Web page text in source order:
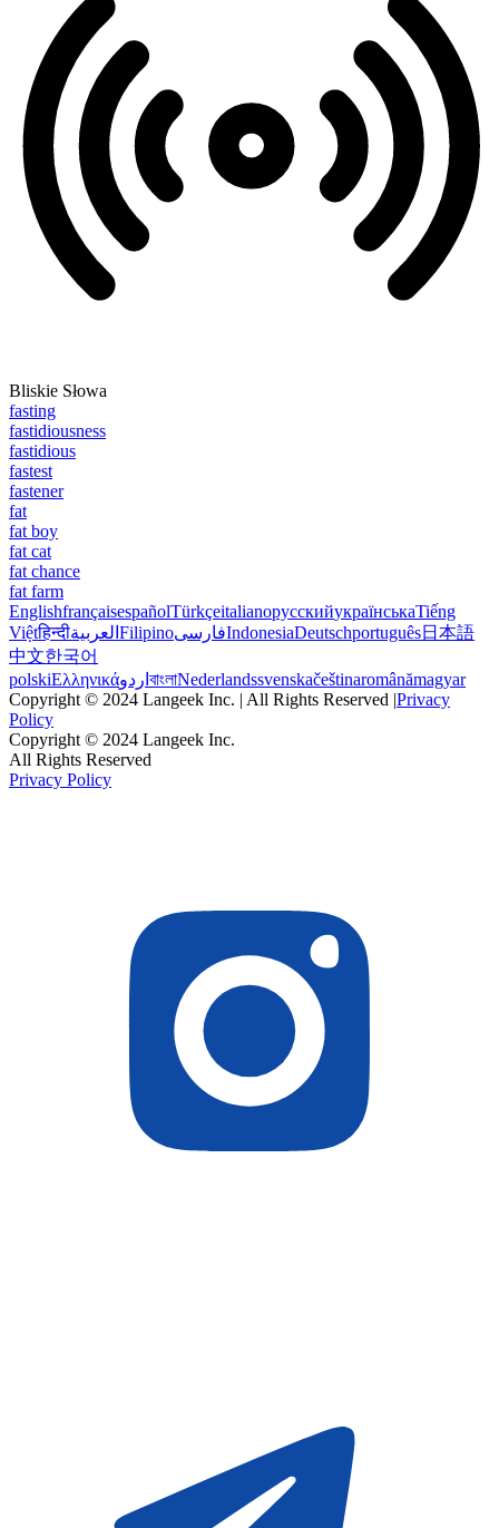
Bliskie Słowa
fasting
fastidiousness
fastidious
fastest
fastener
fat
fat boy
fat cat
fat chance
fat farm
EnglishfrançaisespañolTürkçeitalianoрусскийукраїнськаTiếng
Việtहिन्दीالعربية FilipinoفارسیIndonesiaDeutschportuguês日本語
中文한국어
polskiΕλληνικάاردو বাংলাNederlandssvenskačeštinaromânămagyar
Copyright © 2024 Langeek Inc. | All Rights Reserved |Privacy
Policy
Copyright © 2024 Langeek Inc.
All Rights Reserved
Privacy Policy